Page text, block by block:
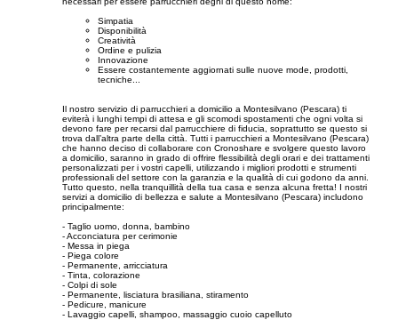
Simpatia
Disponibilità
Creatività
Ordine e pulizia
Innovazione
Essere costantemente aggiornati sulle nuove mode, prodotti,
tecniche...
Il nostro servizio di parrucchieri a domicilio a Montesilvano (Pescara) ti
eviterà i lunghi tempi di attesa e gli scomodi spostamenti che ogni volta si
devono fare per recarsi dal parrucchiere di fiducia, soprattutto se questo si
trova dall’altra parte della città. Tutti i parrucchieri a Montesilvano (Pescara)
che hanno deciso di collaborare con Cronoshare e svolgere questo lavoro
a domicilio, saranno in grado di offrire flessibilità degli orari e dei trattamenti
personalizzati per i vostri capelli, utilizzando i migliori prodotti e strumenti
professionali del settore con la garanzia e la qualità di cui godono da anni.
Tutto questo, nella tranquillità della tua casa e senza alcuna fretta! I nostri
servizi a domicilio di bellezza e salute a Montesilvano (Pescara) includono
principalmente:
- Taglio uomo, donna, bambino
- Acconciatura per cerimonie
- Messa in piega
- Piega colore
- Permanente, arricciatura
- Tinta, colorazione
- Colpi di sole
- Permanente, lisciatura brasiliana, stiramento
- Pedicure, manicure
- Lavaggio capelli, shampoo, massaggio cuoio capelluto